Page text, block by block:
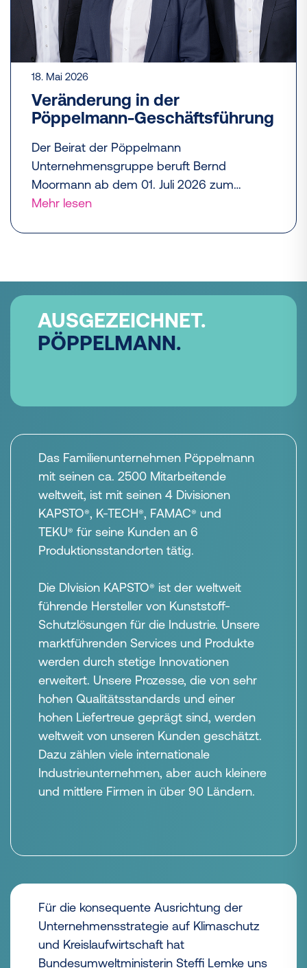
18. Mai 2026
Veränderung in der
Pöppelmann-Geschäftsführung
Der Beirat der Pöppelmann
Unternehmensgruppe beruft Bernd
Moormann ab dem 01. Juli 2026 zum
weiteren Geschäftsführer. Moormann wird
Mehr lesen
AUSGEZEICHNET.
PÖPPELMANN.
Das Familienunternehmen Pöppelmann
mit seinen ca. 2500 Mitarbeitende
weltweit, ist mit seinen 4 Divisionen
KAPSTO®, K-TECH®, FAMAC® und
TEKU® für seine Kunden an 6
Produktionsstandorten tätig.
Die DIvision KAPSTO® ist der weltweit
führende Hersteller von Kunststoff-
Schutzlösungen für die Industrie. Unsere
marktführenden Services und Produkte
werden durch stetige Innovationen
erweitert. Unsere Prozesse, die von sehr
hohen Qualitätsstandards und einer
hohen Liefertreue geprägt sind, werden
weltweit von unseren Kunden geschätzt.
Dazu zählen viele internationale
Industrieunternehmen, aber auch kleinere
und mittlere Firmen in über 90 Ländern.
Für die konsequente Ausrichtung der
Unternehmensstrategie auf Klimaschutz
und Kreislaufwirtschaft hat
Bundesumweltministerin Steffi Lemke uns